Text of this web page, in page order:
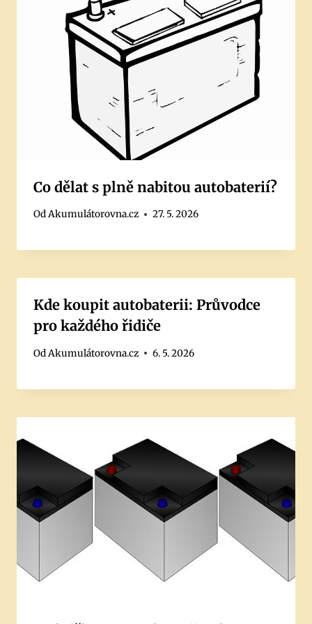
Co dělat s plně nabitou autobaterií?
OdAkumulátorovna.cz 27. 5. 2026
Kde koupit autobaterii: Průvodce
pro každého řidiče
OdAkumulátorovna.cz 6. 5. 2026